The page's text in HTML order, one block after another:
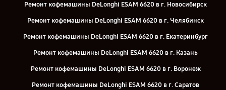
Ремонт кофемашины DeLonghi ESAM 6620 в г. Новосибирск
Ремонт кофемашины DeLonghi ESAM 6620 в г. Челябинск
Ремонт кофемашины DeLonghi ESAM 6620 в г. Екатеринбург
Ремонт кофемашины DeLonghi ESAM 6620 в г. Казань
Ремонт кофемашины DeLonghi ESAM 6620 в г. Воронеж
Ремонт кофемашины DeLonghi ESAM 6620 в г. Саратов